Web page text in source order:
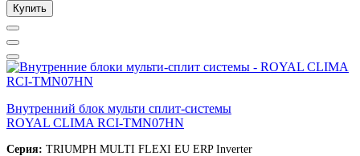
Купить
Внутренний блок мульти сплит-системы
ROYAL CLIMA RCI-TMN07HN
Серия: TRIUMPH MULTI FLEXI EU ERP Inverter